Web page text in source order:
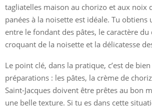
tagliatelles maison au chorizo et aux noix
panées à la noisette est idéale. Tu obtiens
entre le fondant des pâtes, le caractère du
croquant de la noisette et la délicatesse
Le point clé, dans la pratique, c’est de
préparations : les pâtes, la crème de
Saint-Jacques doivent être prêtes au bon
une belle texture. Si tu es dans cette